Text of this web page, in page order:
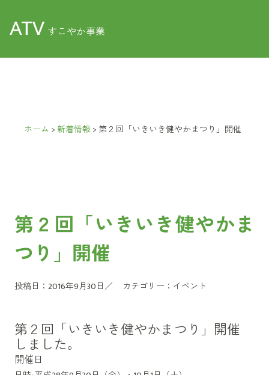
ATV すこやか事業
ホーム >新着情報> 第２回「いきいき健やかまつり」開催
第２回「いきいき健やかま
つり」開催
投稿日：2016年9月30日／ カテゴリー： イベント
第２回「いきいき健やかまつり」開催
しました。
開催日